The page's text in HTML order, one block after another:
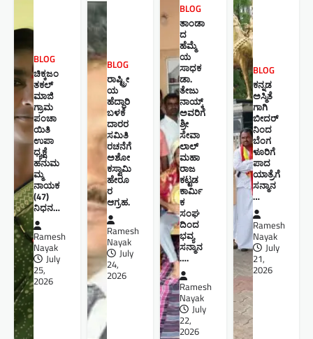
BLOG
ಚಿಕ್ಕಜಂ
ತಕಲ್
ಮಾಜಿ
ಗ್ರಾಮ
ಪಂಚಾ
ಯಿತಿ
ಉಪಾ
ಧ್ಯಕ್ಷೆ
ಹನುಮ
ಮ್ಮ
ನಾಯಕ
(47)
ನಿಧನ…
Ramesh
Nayak
July
25,
2026
BLOG
ರಾಷ್ಟ್ರೀ
ಯ
ಹೆದ್ದಾರಿ
ಬಳಕೆ
ದಾರರ
ಸಮಿತಿ
ರಚನೆಗೆ
ಅಶೋ
ಕಸ್ವಾಮಿ
ಹೇರೂ
ರ
ಆಗ್ರಹ.
Ramesh
Nayak
July
24,
2026
BLOG
ತಾಂಡಾ
ದ
ಹೆಮ್ಮೆ
ಯ
ಸಾಧಕ
ಡಾ.
ತೇಜು
ನಾಯ್ಕ್
ಅವರಿಗೆ
ಶ್ರೀ
ಸೇವಾ
ಲಾಲ್
ಮಹಾ
ರಾಜ
ಕಟ್ಟಡ
ಕಾರ್ಮಿ
ಕ
ಸಂಘ
ದಿಂದ
ಭವ್ಯ
ಸನ್ಮಾನ
….
Ramesh
Nayak
July
22,
2026
BLOG
ಕನ್ನಡ
ಅಸ್ಮಿತೆ
ಗಾಗಿ
ಬೀದರ್
ನಿಂದ
ಬೆಂಗ
ಳೂರಿಗೆ
ಪಾದ
ಯಾತ್ರೆಗೆ
ಸನ್ಮಾನ
…
Ramesh
Nayak
July
21,
2026